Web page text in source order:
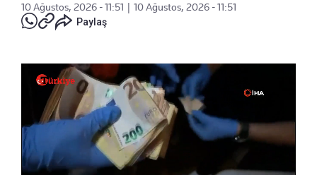
10 Ağustos, 2026 - 11:51 | 10 Ağustos, 2026 - 11:51
Paylaş